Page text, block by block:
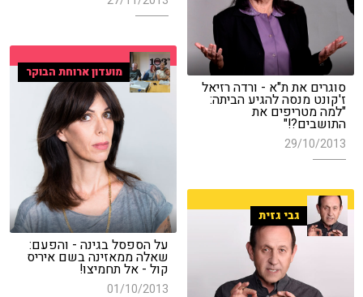
סוגרים את ת"א - ורדה רזיאל
ז'קונט מנסה להגיע הביתה:
"למה מטריפים את
התושבים?!"
29/10/2013
מועדון ארוחת הבוקר
על הספסל בגינה - והפעם:
שאלה ממאזינה בשם איריס
קול - אל תחמיצו!
01/10/2013
גבי גזית